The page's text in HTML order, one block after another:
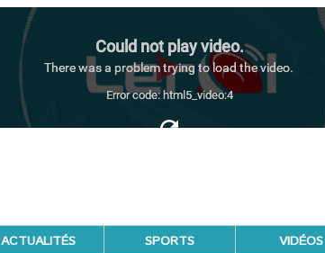
ACTUALITÉS SPORTS VIDÉOS